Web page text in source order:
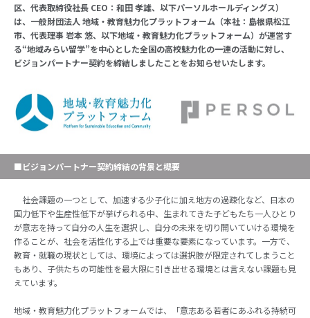
区、代表取締役社長 CEO：和田 孝雄、以下パーソルホールディングス）
は、一般財団法人 地域・教育魅力化プラットフォーム（本社：島根県松江
市、代表理事 岩本 悠、以下地域・教育魅力化プラットフォーム）が運営す
る“地域みらい留学”を中心とした全国の高校魅力化の一連の活動に対し、
ビジョンパートナー契約を締結しましたことをお知らせいたします。
■ビジョンパートナー契約締結の背景と概要
社会課題の一つとして、加速する少子化に加え地方の過疎化など、日本の
国力低下や生産性低下が挙げられる中、生まれてきた子どもたち一人ひとり
が意志を持って自分の人生を選択し、自分の未来を切り開いていける環境を
作ることが、社会を活性化する上では重要な要素になっています。一方で、
教育・就職の現状としては、環境によっては選択肢が限定されてしまうこと
もあり、子供たちの可能性を最大限に引き出せる環境とは言えない課題も見
えています。
地域・教育魅力化プラットフォームでは、「意志ある若者にあふれる持続可